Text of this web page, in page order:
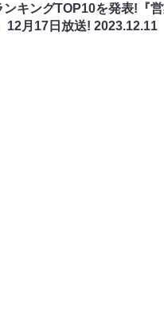
ンキングTOP10を発表!『
12月17日放送! 2023.12.11